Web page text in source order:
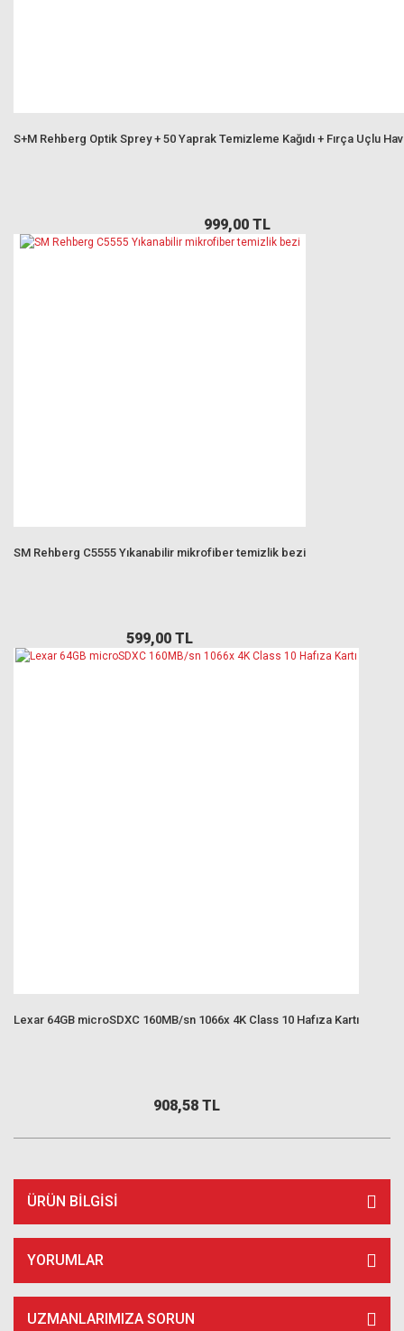
S+M Rehberg Optik Sprey + 50 Yaprak Temizleme Kağıdı + Fırça Uçlu
999,00 TL
SM Rehberg C5555 Yıkanabilir mikrofiber temizlik bezi
599,00 TL
Lexar 64GB microSDXC 160MB/sn 1066x 4K Class 10 Hafıza Kartı
908,58 TL
ÜRÜN BILGISI
YORUMLAR
UZMANLARIMIZA SORUN